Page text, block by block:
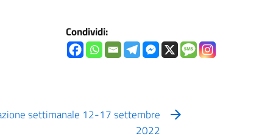
Condividi:
settimanale 12-17 settembre
2022